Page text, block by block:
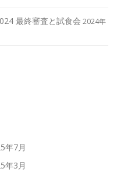
最終審査と試食会 2024年
年7月
年3月